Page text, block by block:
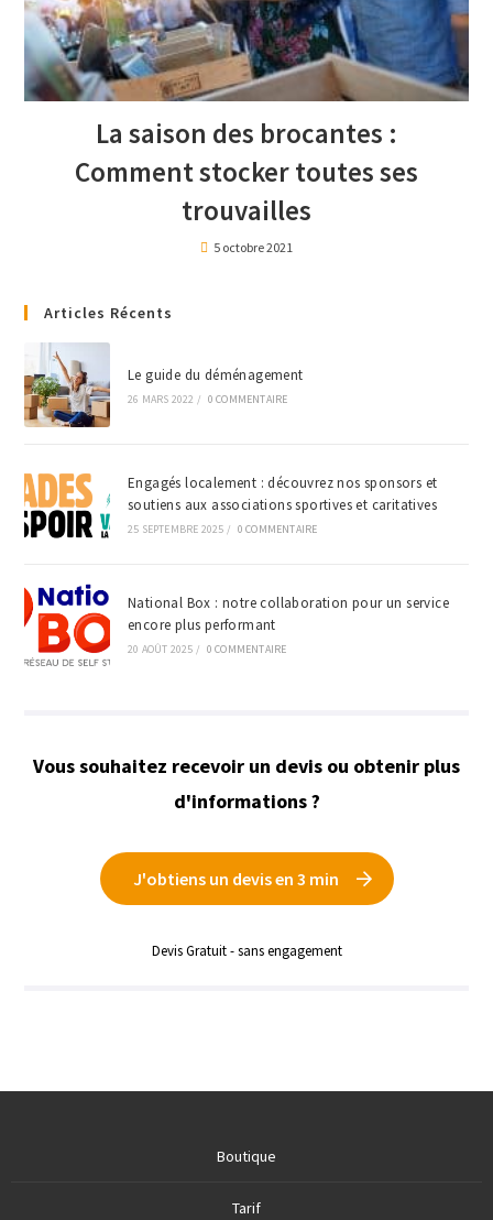
La saison des brocantes :
Comment stocker toutes ses
trouvailles
5 octobre 2021
Articles Récents
Le guide du déménagement
26 MARS 2022 / 0 COMMENTAIRE
Engagés localement : découvrez nos sponsors et
soutiens aux associations sportives et caritatives
25 SEPTEMBRE 2025 / 0 COMMENTAIRE
National Box : notre collaboration pour un service
encore plus performant
20 AOÛT 2025 / 0 COMMENTAIRE
Vous souhaitez recevoir un devis ou obtenir plus
d'informations ?
J'obtiens un devis en 3 min
Devis Gratuit - sans engagement
Boutique
Tarif